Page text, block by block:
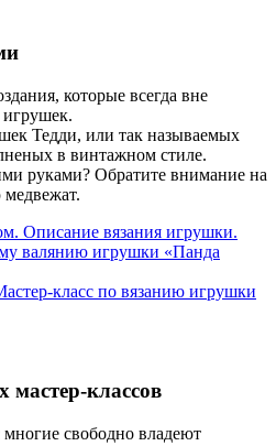
которые всегда вне
Тедди, или так называемых
в винтажном стиле.
руками? Обратите внимание на
Описание вязания игрушки.
валянию игрушки «Панда
класс по вязанию игрушки
мастер-классов
многие свободно владеют